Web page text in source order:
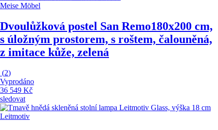
Meise Möbel
Dvoulůžková postel San Remo180x200 cm,
s úložným prostorem, s roštem, čalouněná,
z imitace kůže, zelená
(2)
Vyprodáno
36 549 Kč
sledovat
Leitmotiv